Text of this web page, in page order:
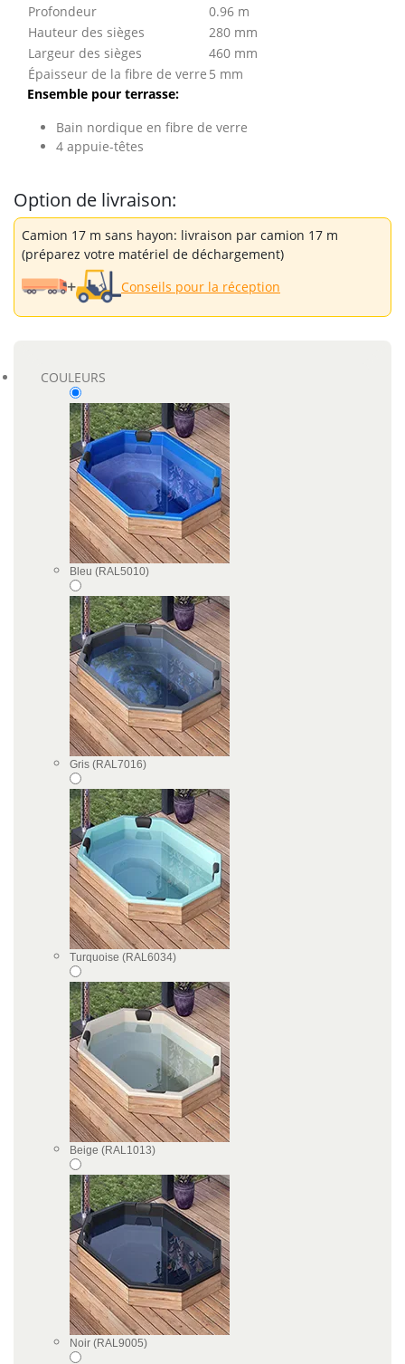
Profondeur
0.96 m
Hauteur des sièges
280 mm
Largeur des sièges
460 mm
Épaisseur de la fibre de verre 5 mm
Ensemble pour terrasse:
Bain nordique en fibre de verre
4 appuie-têtes
Option de livraison:
Camion 17 m sans hayon: livraison par camion 17 m
(préparez votre matériel de déchargement)
+ Conseils pour la réception
COULEURS
Bleu (RAL5010)
Gris (RAL7016)
Turquoise (RAL6034)
Beige (RAL1013)
Noir (RAL9005)